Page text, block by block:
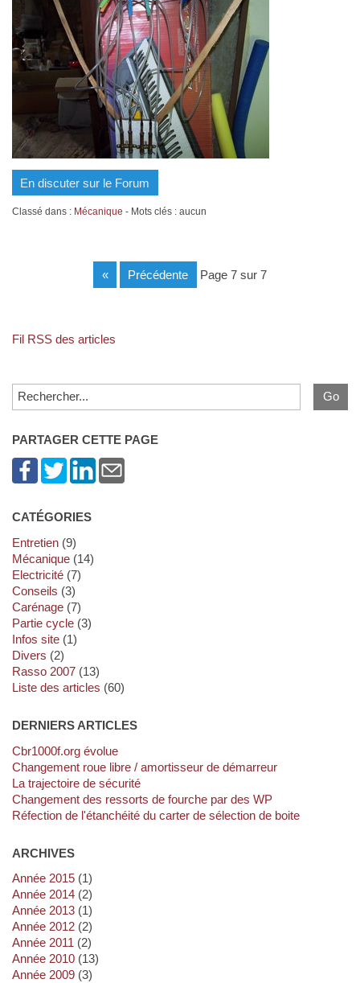
En discuter sur le Forum
Classé dans : Mécanique - Mots clés : aucun
« précédente page 7 sur 7
Fil RSS des articles
PARTAGER CETTE PAGE
CATÉGORIES
Entretien(9)
Mécanique(14)
Electricité(7)
Conseils (3)
Carénage(7)
Partie cycle(3)
Infos site(1)
Divers (2)
Rasso 2007(13)
Liste des articles (60)
DERNIERS ARTICLES
cbr1000f.org évolue
Changement roue libre / amortisseur de démarreur
La trajectoire de sécurité
Changement des ressorts de fourche par des WP
Réfection de l'étanchéité du carter de sélection de boite
ARCHIVES
année 2015(1)
année 2014(2)
année 2013(1)
année 2012(2)
année 2011(2)
année 2010(13)
année 2009(3)